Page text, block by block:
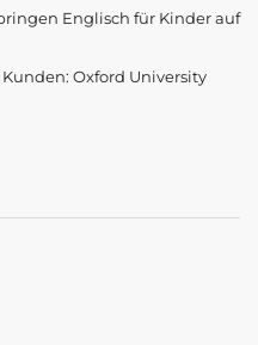
Englisch für Kinder auf
Oxford University